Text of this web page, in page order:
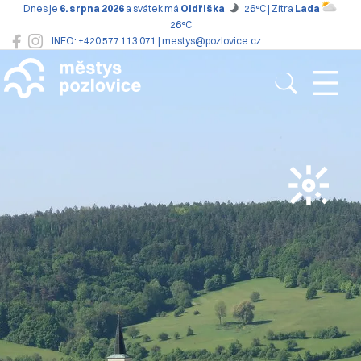
INFO: +420 577 113 071 | mestys@pozlovice.cz
Dnes je 6. srpna 2026 a svátek má Oldřiška 26°C | Zítra Lada
26°C
Pozlovice